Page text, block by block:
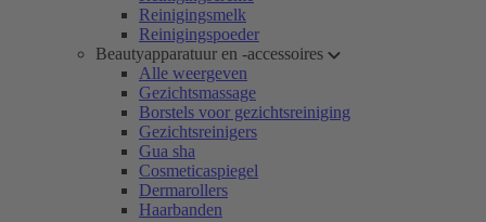
Reinigingsmelk
Reinigingspoeder
Beautyapparatuur en -accessoires
Alle weergeven
Gezichtsmassage
Borstels voor gezichtsreiniging
Gezichtsreinigers
Gua sha
Cosmeticaspiegel
Dermarollers
Haarbanden